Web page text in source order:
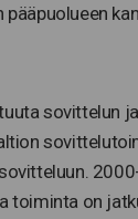
sovittelun
toiminta on